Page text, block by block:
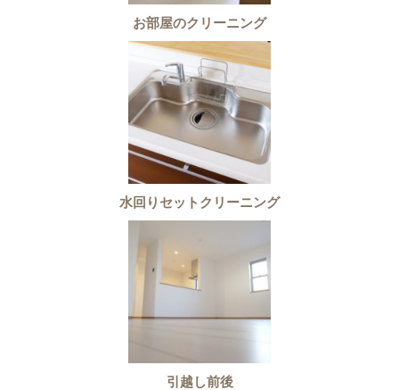
お部屋のクリーニング
水回りセットクリーニング
引越し前後